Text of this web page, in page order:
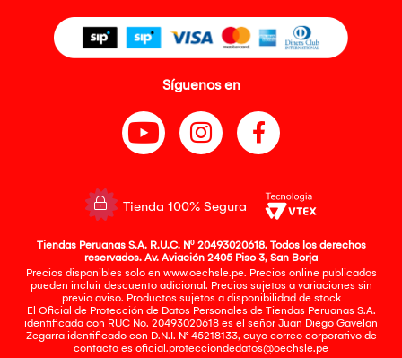
Síguenos en
Tienda 100% Segura
Tiendas Peruanas S.A. R.U.C. Nº 20493020618. Todos los derechos
reservados. Av. Aviación 2405 Piso 3, San Borja
Precios disponibles solo en www.oechsle.pe. Precios online publicados
pueden incluir descuento adicional. Precios sujetos a variaciones sin
previo aviso. Productos sujetos a disponibilidad de stock
El Oficial de Protección de Datos Personales de Tiendas Peruanas S.A.
identificada con RUC No. 20493020618 es el señor Juan Diego Gavelan
Zegarra identificado con D.N.I. N° 45218133, cuyo correo corporativo de
contacto es oficial.protecciondedatos@oechsle.pe